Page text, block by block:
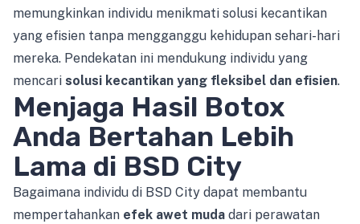
memungkinkan individu menikmati solusi kecantikan
yang efisien tanpa mengganggu kehidupan sehari-hari
mereka. Pendekatan ini mendukung individu yang
mencari solusi kecantikan yang fleksibel dan efisien.
Menjaga Hasil Botox
Anda Bertahan Lebih
Lama di BSD City
Bagaimana individu di BSD City dapat membantu
mempertahankan efek awet muda dari perawatan